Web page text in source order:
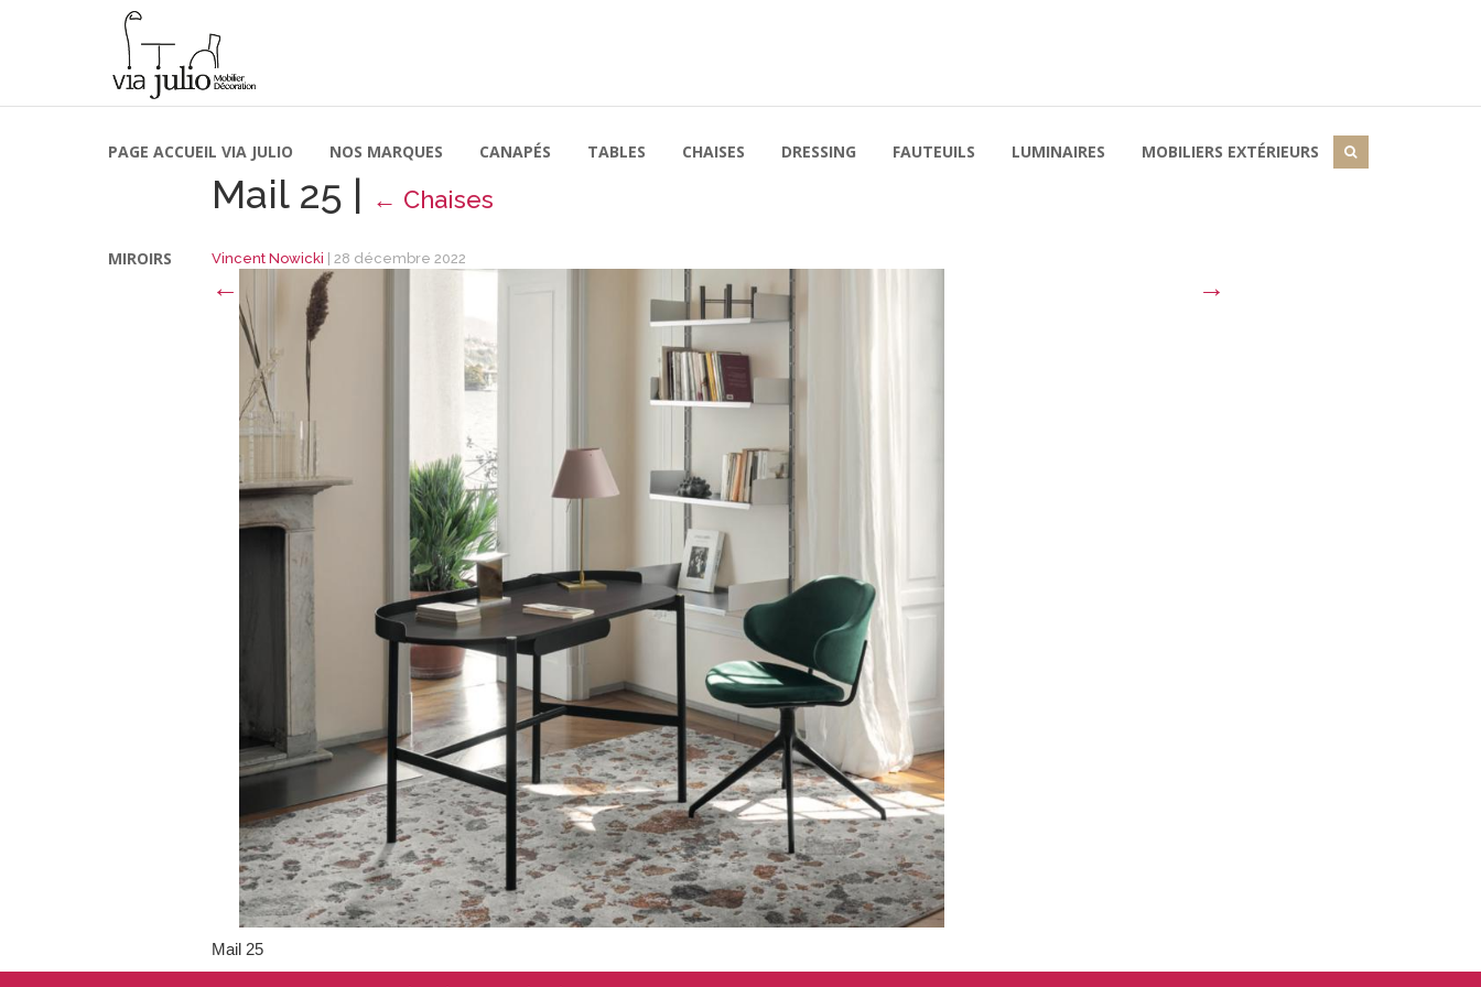
PAGE ACCUEIL VIA JULIO NOS MARQUES CANAPÉS TABLES CHAISES DRESSING FAUTEUILS LUMINAIRES MOBILIERS EXTÉRIEURS
MIROIRS
Mail 25 | ← Chaises
Vincent Nowicki 28 décembre 2022
← →
Mail 25